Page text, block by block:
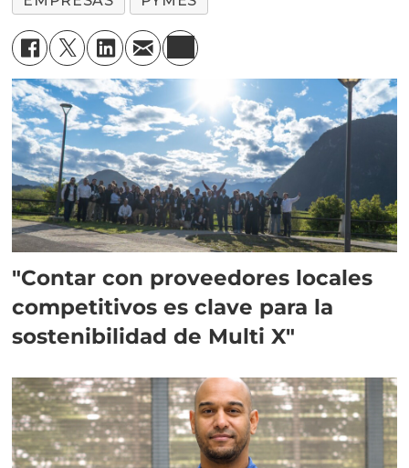
"Contar con proveedores locales
competitivos es clave para la
sostenibilidad de Multi X"